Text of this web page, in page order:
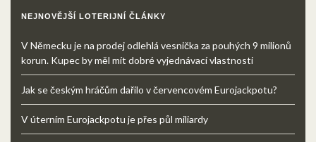
NEJNOVĚJŠÍ LOTERIJNÍ ČLÁNKY
V Německu je na prodej odlehlá vesnička za pouhých 9 milionů
korun. Kupec by měl mít dobré vyjednávací vlastnosti
Jak se českým hráčům dařilo v červencovém Eurojackpotu?
V úterním Eurojackpotu je přes půl miliardy